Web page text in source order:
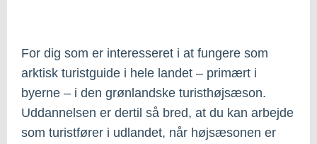
For dig som er interesseret i at fungere som
arktisk turistguide i hele landet – primært i
byerne – i den grønlandske turisthøjsæson.
Uddannelsen er dertil så bred, at du kan arbejde
som turistfører i udlandet, når højsæsonen er